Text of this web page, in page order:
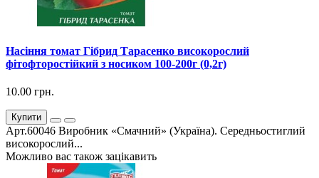
Насіння томат Гібрид Тарасенко високорослий
фітофторостійкий з носиком 100-200г (0,2г)
10.00 грн.
Купити
Арт.60046 Виробник «Смачний» (Україна). Середньостиглий
високорослий...
Можливо вас також зацікавить